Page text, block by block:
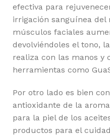
efectiva para
irrigación sanguínea
músculos faciales
devolviéndoles el tono,
realiza con las manos y
herramientas como
Por otro lado es bien
antioxidante de la
para la piel de los
productos para el